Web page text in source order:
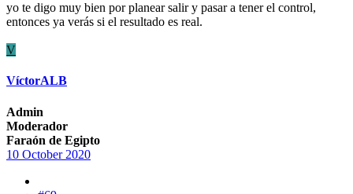
yo te digo muy bien por planear salir y pasar a tener el control,
entonces ya verás si el resultado es real.
V
VíctorALB
Admin
Moderador
Faraón de Egipto
10 October 2020